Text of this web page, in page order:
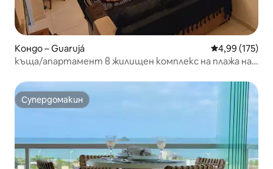
Кондо – Guarujá Средна
4,99 (175)
къща/апартамент в жилищен комплекс на плажа на
Супердомакин
Супердомакин